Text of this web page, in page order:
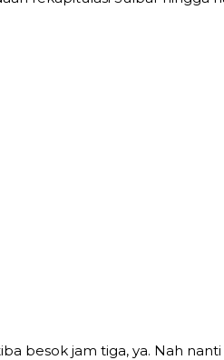
besok jam tiga, ya. Nah nanti